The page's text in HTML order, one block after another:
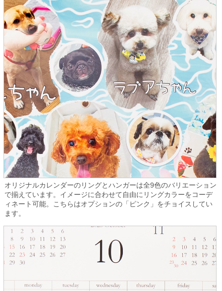
オリジナルカレンダーのリングとハンガーは全9色のバリエーション
で揃えています。イメージに合わせて自由にリングカラーをコーデ
ィネート可能。こちらはオプションの「ピンク」をチョイスしてい
ます。